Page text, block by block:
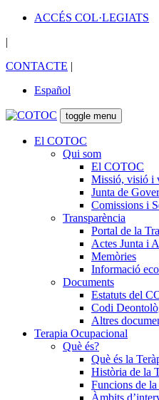
ACCÉS COL·LEGIATS
|
CONTACTE |
Español
toggle menu
El COTOC
Qui som
El COTOC
Missió, visió i
Junta de
Comissions i
Transparència
Portal de la
Actes Junta i
Memòries
Informació
Documents
Estatuts del
Codi
Altres
Terapia Ocupacional
Què és?
Què és la
Història de la
Funcions de
Àmbits